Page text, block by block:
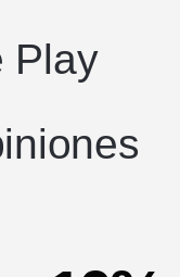
Play